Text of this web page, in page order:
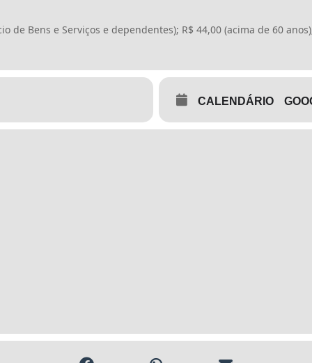
de Bens e Serviços (comerciários) e dependentes;
estabelecida no Inciso I, Art. 4º, do Decreto nº 2.398 (20/
por laudo médico (entregue no ato da retirada do kit).
de Bens e Serviços e dependentes); R$ 44,00 (acima de 60
CALENDÁRIO